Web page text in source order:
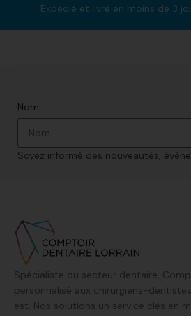
Expédié et livré en moins de 3
Nom
Soyez informé des nouveautés,
Spécialiste du secteur dentaire,
personnalisé aux chirurgiens-
est. Nos solutions un service clés en